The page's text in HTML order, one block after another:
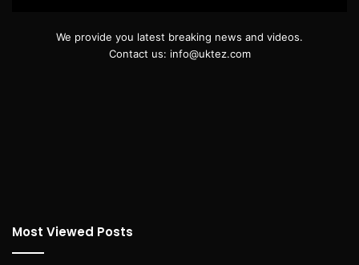
We provide you latest breaking news and videos.
Contact us: info@uktez.com
Most Viewed Posts